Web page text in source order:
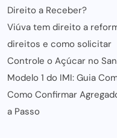
Direito a Receber?
Viúva tem direito a
direitos e como solicitar
Controle o Açúcar no
Modelo 1 do IMI: Guia
Como Confirmar
a Passo